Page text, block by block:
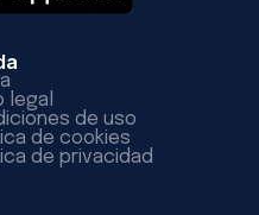
legal
de uso
de cookies
de privacidad